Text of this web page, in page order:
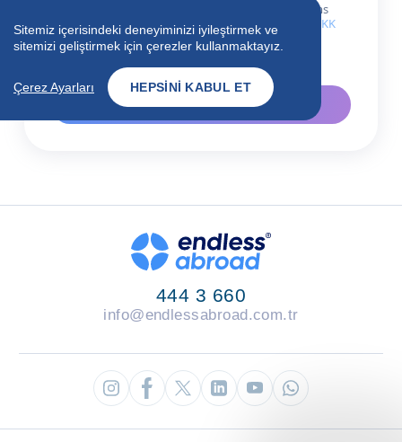
Endless Abroad indirimli kampanyalarından sms
veya mail yolu ile bilgilendirilmek istiyorum.
KVKK
Aydınlatma Metnini veGizlilik Politikası
okudum, kabul ediyorum.
GÖNDER
444 3 660
info@endlessabroad.com.tr
Sitemiz içerisindeki deneyiminizi iyileştirmek ve
sitemizi geliştirmek için çerezler kullanmaktayız.
Çerez Ayarları HEPSINI KABUL ET